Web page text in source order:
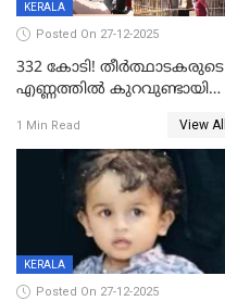
KERALA
Posted On 27-12-2025
332 കോടി! തീർത്ഥാടകരുടെ
എണ്ണത്തിൽ കുറവുണ്ടായിട്ടും
കുതിച്ചുയരുന്നു
1 Min Read View All
KERALA
Posted On 27-12-2025